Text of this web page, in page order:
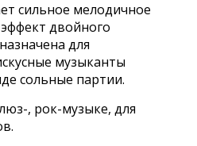
сильное мелодичное
двойного
для
музыканты
сольные партии.
, рок-музыке, для